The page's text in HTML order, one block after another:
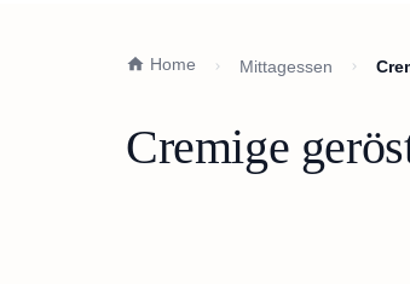
Home Mittagessen
Cremige